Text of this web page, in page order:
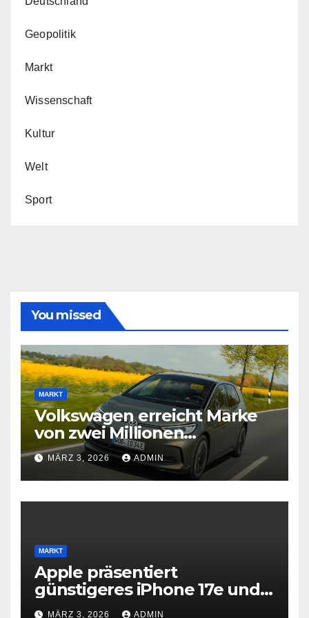
Geopolitik
Markt
Wissenschaft
Kultur
Welt
Sport
You missed
MARKT
Volkswagen erreicht Marke
von zwei Millionen
Elektroautos
MÄRZ 3, 2026 ADMIN
MARKT
Apple präsentiert
günstigeres iPhone 17e und
neues iPad Air mit M4-Chip
MÄRZ 3, 2026 ADMIN